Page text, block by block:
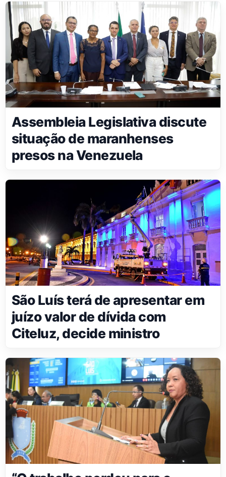
Assembleia Legislativa discute
situação de maranhenses
presos na Venezuela
São Luís terá de apresentar em
juízo valor de dívida com
Citeluz, decide ministro